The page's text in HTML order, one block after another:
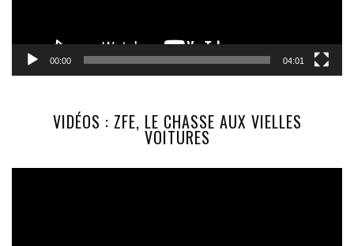
00:00 04:01
VIDÉOS : ZFE, LE CHASSE AUX VIELLES
VOITURES